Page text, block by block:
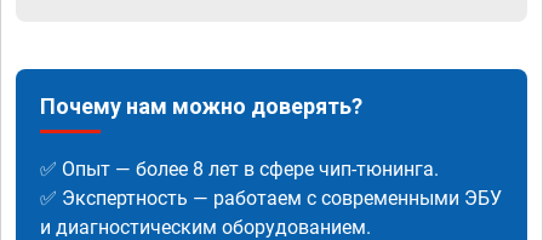
Почему нам можно доверять?
✅ Опыт — более 8 лет в сфере чип-тюнинга.
✅ Экспертность — работаем с современными ЭБУ
и диагностическим оборудованием.